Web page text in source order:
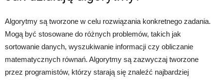
Algorytmy są tworzone w celu rozwiązania konkretnego zadania.
Mogą być stosowane do różnych problemów, takich jak
sortowanie danych, wyszukiwanie informacji czy obliczanie
matematycznych równań. Algorytmy są zazwyczaj tworzone
przez programistów, którzy starają się znaleźć najbardziej